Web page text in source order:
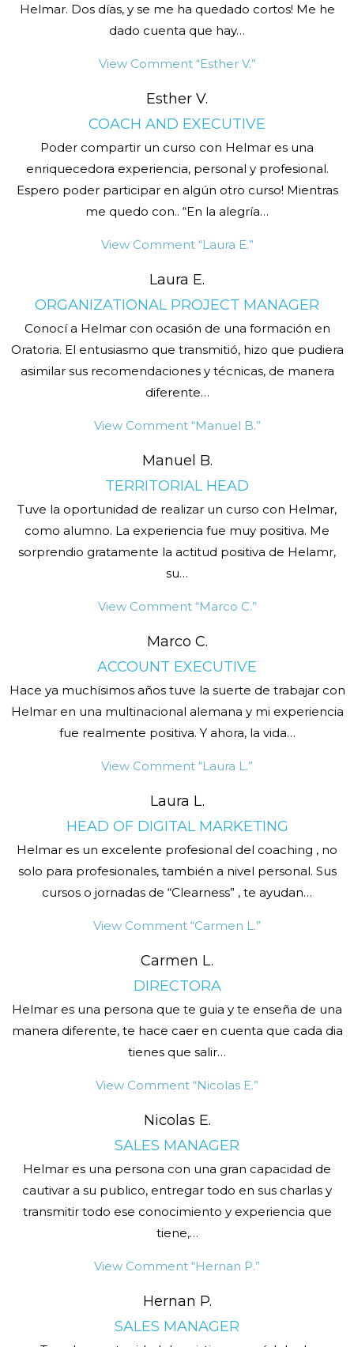
Helmar. Dos días, y se me ha quedado cortos! Me he
dado cuenta que hay…
View Comment“Esther V.”
Esther V.
COACH AND EXECUTIVE
Poder compartir un curso con Helmar es una
enriquecedora experiencia, personal y profesional.
Espero poder participar en algún otro curso! Mientras
me quedo con.. “En la alegría…
View Comment“Laura E.”
Laura E.
ORGANIZATIONAL PROJECT MANAGER
Conocí a Helmar con ocasión de una formación en
Oratoria. El entusiasmo que transmitió, hizo que pudiera
asimilar sus recomendaciones y técnicas, de manera
diferente…
View Comment“Manuel B.”
Manuel B.
TERRITORIAL HEAD
Tuve la oportunidad de realizar un curso con Helmar,
como alumno. La experiencia fue muy positiva. Me
sorprendio gratamente la actitud positiva de Helamr,
su…
View Comment“Marco C.”
Marco C.
ACCOUNT EXECUTIVE
Hace ya muchísimos años tuve la suerte de trabajar con
Helmar en una multinacional alemana y mi experiencia
fue realmente positiva. Y ahora, la vida…
View Comment “Laura L.”
Laura L.
HEAD OF DIGITAL MARKETING
Helmar es un excelente profesional del coaching , no
solo para profesionales, también a nivel personal. Sus
cursos o jornadas de “Clearness” , te ayudan…
View Comment “Carmen L.”
Carmen L.
DIRECTORA
Helmar es una persona que te guia y te enseña de una
manera diferente, te hace caer en cuenta que cada dia
tienes que salir…
View Comment “Nicolas E.”
Nicolas E.
SALES MANAGER
Helmar es una persona con una gran capacidad de
cautivar a su publico, entregar todo en sus charlas y
transmitir todo ese conocimiento y experiencia que
tiene,…
View Comment “Hernan P.”
Hernan P.
SALES MANAGER